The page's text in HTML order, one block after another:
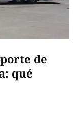
de
qué